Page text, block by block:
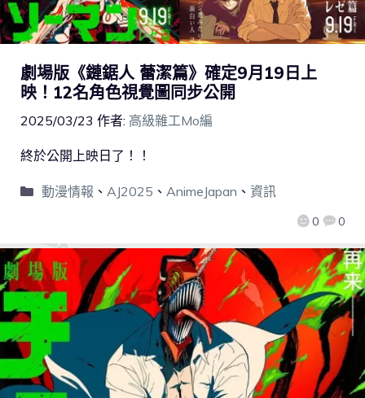
劇場版《鏈鋸人 蕾潔篇》確定9月19日上
映！12名角色視覺圖同步公開
2025/03/23 作者: 高級雜工Mo編
0 0
終於公開上映日了！！
動漫情報 、 AJ2025 、 AnimeJapan 、 資訊